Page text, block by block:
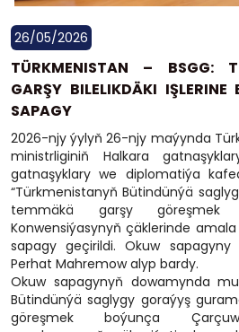
26/05/2026
TÜRKMENISTAN – BSGG:
GARŞY BILELIKDÄKI
SAPAGY
2026-njy ýylyň 26-njy maýynda
ministrliginiň Halkara
gatnaşyklary we diplomatiýa
“Türkmenistanyň Bütindünýä
temmäkä garşy göreşmek
Konwensiýasynyň çäklerinde
sapagy geçirildi. Okuw
Perhat Mahremow alyp bardy.
Okuw sapagynyň dowamynda
Bütindünýä saglygy goraýyş
göreşmek boýunça